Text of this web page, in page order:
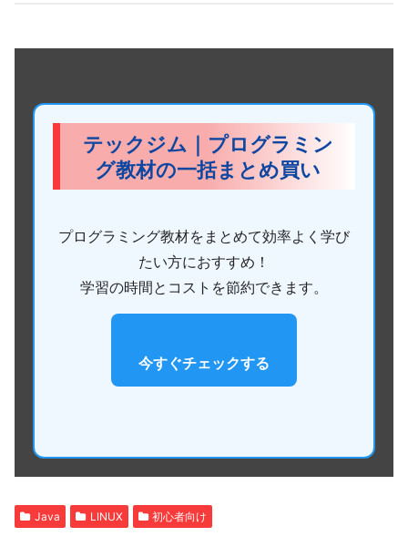
テックジム｜プログラミン
グ教材の一括まとめ買い
プログラミング教材をまとめて効率よく学び
たい方におすすめ！
学習の時間とコストを節約できます。
今すぐチェックする
Java LINUX 初心者向け